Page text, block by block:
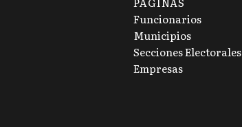
Funcionarios
Municipios
Secciones Electorales
Empresas